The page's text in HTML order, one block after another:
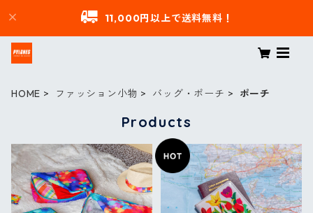
11,000円以上で送料無料！
HOME ファッション小物 バッグ・ポーチ ポーチ
Products